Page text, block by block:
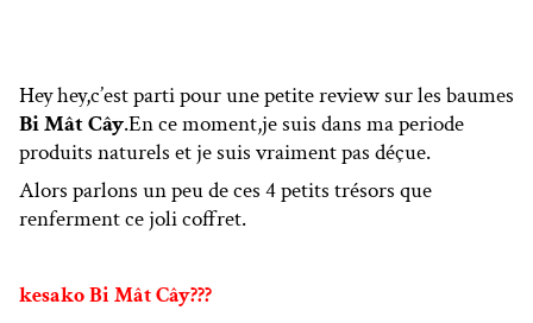
Hey hey,c’est parti pour une petite review sur les baumes
Bi Mât Cây.En ce moment,je suis dans ma periode
produits naturels et je suis vraiment pas déçue.
Alors parlons un peu de ces 4 petits trésors que
renferment ce joli coffret.
kesako Bi Mât Cây???